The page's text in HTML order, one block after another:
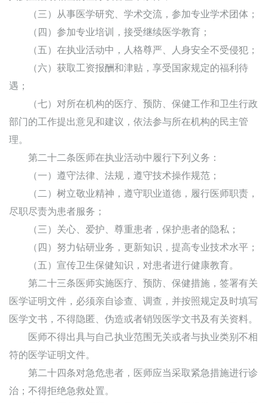
（三）从事医学研究、学术交流，参加专业学术团体；
（四）参加专业培训，接受继续医学教育；
（五）在执业活动中，人格尊严、人身安全不受侵犯；
（六）获取工资报酬和津贴，享受国家规定的福利待
遇；
（七）对所在机构的医疗、预防、保健工作和卫生行政
部门的工作提出意见和建议，依法参与所在机构的民主管
理。
第二十二条医师在执业活动中履行下列义务：
（一）遵守法律、法规，遵守技术操作规范；
（二）树立敬业精神，遵守职业道德，履行医师职责，
尽职尽责为患者服务；
（三）关心、爱护、尊重患者，保护患者的隐私；
（四）努力钻研业务，更新知识，提高专业技术水平；
（五）宣传卫生保健知识，对患者进行健康教育。
第二十三条医师实施医疗、预防、保健措施，签署有关
医学证明文件，必须亲自诊查、调查，并按照规定及时填写
医学文书，不得隐匿、伪造或者销毁医学文书及有关资料。
医师不得出具与自己执业范围无关或者与执业类别不相
符的医学证明文件。
第二十四条对急危患者，医师应当采取紧急措施进行诊
治；不得拒绝急救处置。